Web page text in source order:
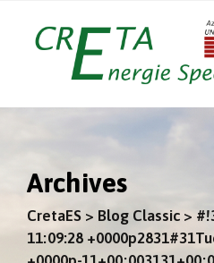
content
Archives
CretaES > Blog Classic >
11:09:28